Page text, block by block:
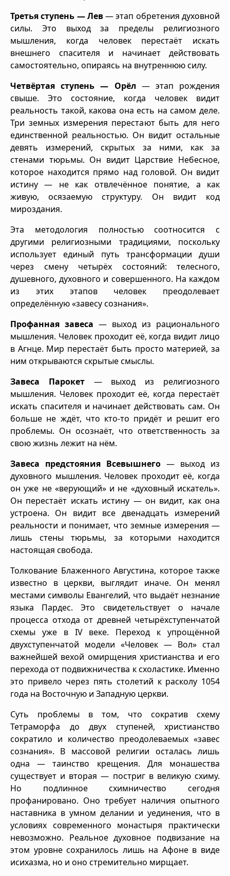
Третья ступень — Лев— этап обретения духовной
силы. Это выход за пределы религиозного
мышления, когда человек перестаёт искать
внешнего спасителя и начинает действовать
самостоятельно, опираясь на внутреннюю силу.
Четвёртая ступень — Орёл — этап рождения
свыше. Это состояние, когда человек видит
реальность такой, какова она есть на самом деле.
Три земных измерения перестают быть для него
единственной реальностью. Он видит остальные
девять измерений, скрытых за ними, как за
стенами тюрьмы. Он видит Царствие Небесное,
которое находится прямо над головой. Он видит
истину — не как отвлечённое понятие, а как
живую, осязаемую структуру. Он видит код
мироздания.
Эта методология полностью соотносится с
другими религиозными традициями, поскольку
использует единый путь трансформации души
через смену четырёх состояний: телесного,
душевного, духовного и совершенного. На каждом
из этих этапов человек преодолевает
определённую «завесу сознания».
Профанная завеса — выход из рационального
мышления. Человек проходит её, когда видит лицо
в Агнце. Мир перестаёт быть просто материей, за
ним открываются скрытые смыслы.
Завеса Парокет— выход из религиозного
мышления. Человек проходит её, когда перестаёт
искать спасителя и начинает действовать сам. Он
больше не ждёт, что кто-то придёт и решит его
проблемы. Он осознаёт, что ответственность за
свою жизнь лежит на нём.
Завеса предстояния Всевышнего — выход из
духовного мышления. Человек проходит её, когда
он уже не «верующий» и не «духовный искатель».
Он перестаёт искать истину — он видит, как она
устроена. Он видит все двенадцать измерений
реальности и понимает, что земные измерения —
лишь стены тюрьмы, за которыми находится
настоящая свобода.
Толкование Блаженного Августина, которое также
известно в церкви, выглядит иначе. Он менял
местами символы Евангелий, что выдаёт незнание
языка Пардес. Это свидетельствует о начале
процесса отхода от древней четырёхступенчатой
схемы уже в IV веке. Переход к упрощённой
двухступенчатой модели «Человек — Вол» стал
важнейшей вехой омирщения христианства и его
перехода от подвижничества к схоластике. Именно
это привело через пять столетий к расколу 1054
года на Восточную и Западную церкви.
Суть проблемы в том, что сократив схему
Тетраморфа до двух ступеней, христианство
сократило и количество преодолеваемых «завес
сознания». В массовой религии осталась лишь
одна — таинство крещения. Для монашества
существует и вторая — постриг в великую схиму.
Но подлинное схимничество сегодня
профанировано. Оно требует наличия опытного
наставника в умном делании и уединения, что в
условиях современного монастыря практически
невозможно. Реальное духовное подвизание на
этом уровне сохранилось лишь на Афоне в виде
исихазма, но и оно стремительно мирщает.